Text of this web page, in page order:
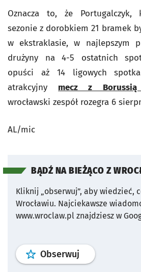
Oznacza to, że
sezonie z dorobkiem 21 bramek
w ekstraklasie, w najlepszym
drużyny na 4-5 ostatnich
opuści aż 14 ligowych
atrakcyjny mecz z Borussią
wrocławski zespół rozegra 6
AL/mic
BĄDŹ NA BIEŻĄCO Z
Kliknij „obserwuj”, aby wiedzieć,
Wrocławiu. Najciekawsze
www.wroclaw.pl znajdziesz w
Obserwuj profil